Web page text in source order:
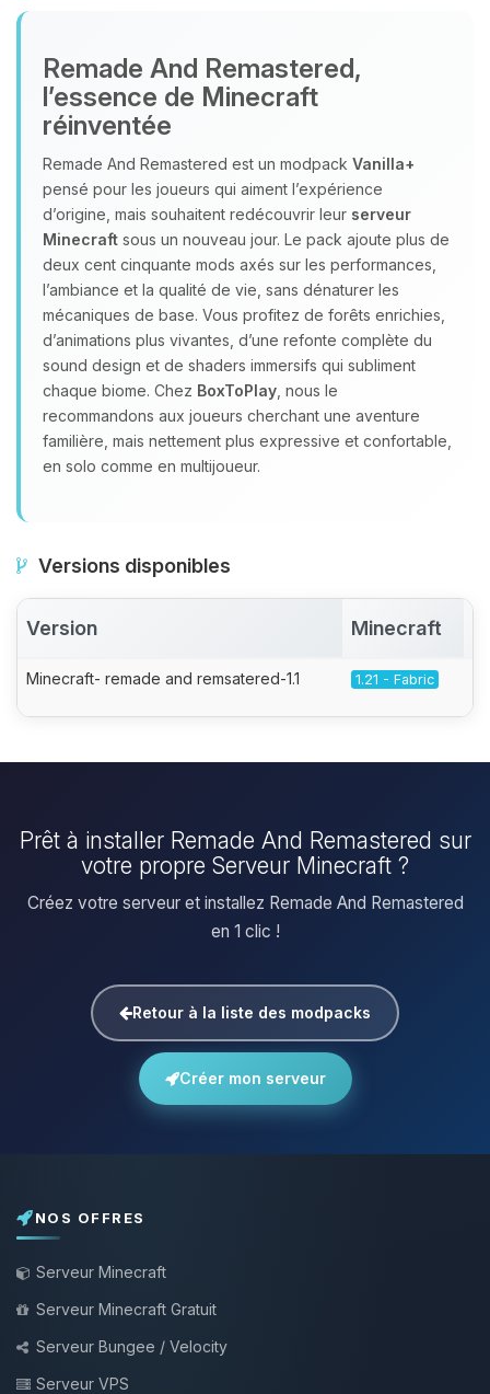
Remade And Remastered,
l’essence de Minecraft
réinventée
Remade And Remastered est un modpack Vanilla+
pensé pour les joueurs qui aiment l’expérience
d’origine, mais souhaitent redécouvrir leur serveur
Minecraft sous un nouveau jour. Le pack ajoute plus de
deux cent cinquante mods axés sur les performances,
l’ambiance et la qualité de vie, sans dénaturer les
mécaniques de base. Vous profitez de forêts enrichies,
d’animations plus vivantes, d’une refonte complète du
sound design et de shaders immersifs qui subliment
chaque biome. Chez BoxToPlay , nous le
recommandons aux joueurs cherchant une aventure
familière, mais nettement plus expressive et confortable,
en solo comme en multijoueur.
Versions disponibles
Version Minecraft
Minecraft- remade and remsatered-1.1 1.21 - Fabric
Prêt à installer Remade And Remastered sur
votre propre Serveur Minecraft ?
Créez votre serveur et installez Remade And Remastered
en 1 clic !
Retour à la liste des modpacks
Créer mon serveur
NOS OFFRES
Serveur Minecraft
Serveur Minecraft Gratuit
Serveur Bungee / Velocity
Serveur VPS